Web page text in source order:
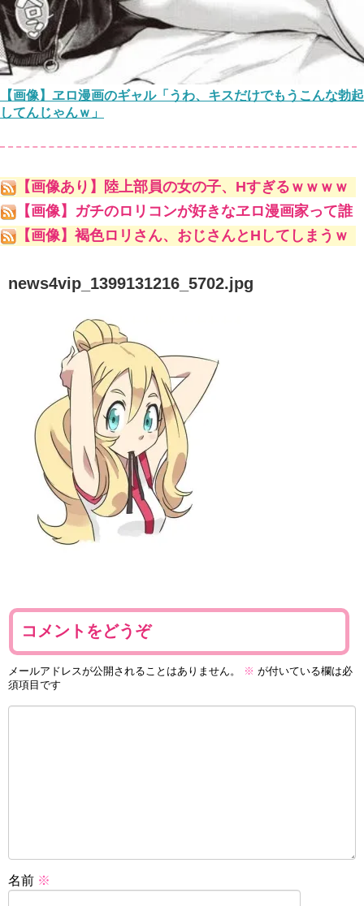
【画像】ヱロ漫画のギャル「うわ、キスだけでもうこんな勃起
してんじゃんｗ」
【画像あり】陸上部員の女の子、Hすぎるｗｗｗｗ
ｗ
【画像】ガチのロリコンが好きなヱロ漫画家って誰
やｗｗｗｗｗ
【画像】褐色ロリさん、おじさんとHしてしまうｗ
news4vip_1399131216_5702.jpg
コメントをどうぞ
メールアドレスが公開されることはありません。 ※ が付いている欄は必
須項目です
名前 ※